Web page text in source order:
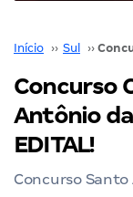
Início ›› Sul ››
Concurso
Antônio
EDITAL!
Concurso Santo